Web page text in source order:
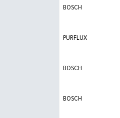
BOSCH
PURFLUX
BOSCH
BOSCH